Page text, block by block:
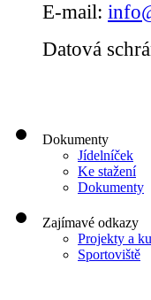
E-mail:
Datová
Dokumenty
Jídelníček
Ke stažení
Dokumenty
Zajímavé odkazy
Projekty a
Sportoviště